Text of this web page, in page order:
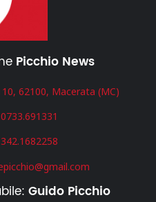
Picchio News
62100, Macerata (MC)
Guido Picchio